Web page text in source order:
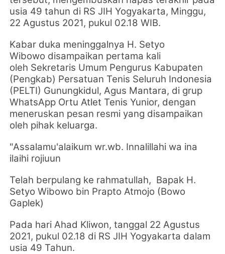
usia 49 tahun di RS JIH Yogyakarta, Minggu,
22 Agustus 2021, pukul 02.18 WIB.
Kabar duka meninggalnya H. Setyo
Wibowo disampaikan pertama kali
oleh Sekretaris Umum Pengurus Kabupaten
(Pengkab) Persatuan Tenis Seluruh Indonesia
(PELTI) Gunungkidul, Agus Mantara, di grup
WhatsApp Ortu Atlet Tenis Yunior, dengan
meneruskan pesan resmi yang disampaikan
oleh pihak keluarga.
"Assalamu'alaikum wr.wb. Innalillahi wa ina
ilaihi rojiuun
Telah berpulang ke rahmatullah, Bapak H.
Setyo Wibowo bin Prapto Atmojo (Bowo
Gaplek)
Pada hari Ahad Kliwon, tanggal 22 Agustus
2021, pukul 02.18 di RS JIH Yogyakarta dalam
usia 49 Tahun.